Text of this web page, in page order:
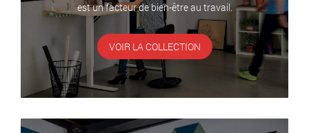
est un facteur de bien-être au travail.
VOIR LA COLLECTION